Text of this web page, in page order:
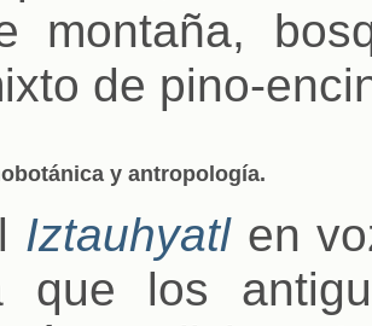
montaña,
de pino-
y antropología.
Iztauhyatlen
que los